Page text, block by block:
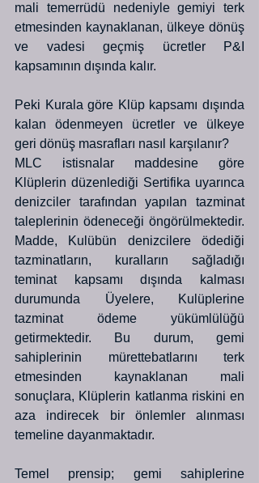
mali temerrüdü nedeniyle gemiyi terk
etmesinden kaynaklanan, ülkeye dönüş
ve vadesi geçmiş ücretler P&I
kapsamının dışında kalır.
Peki Kurala göre Klüp kapsamı dışında
kalan ödenmeyen ücretler ve ülkeye
geri dönüş masrafları nasıl karşılanır?
MLC istisnalar maddesine göre
Klüplerin düzenlediği Sertifika uyarınca
denizciler tarafından yapılan tazminat
taleplerinin ödeneceği öngörülmektedir.
Madde, Kulübün denizcilere ödediği
tazminatların, kuralların sağladığı
teminat kapsamı dışında kalması
durumunda Üyelere, Kulüplerine
tazminat ödeme yükümlülüğü
getirmektedir. Bu durum, gemi
sahiplerinin mürettebatlarını terk
etmesinden kaynaklanan mali
sonuçlara, Klüplerin katlanma riskini en
aza indirecek bir önlemler alınması
temeline dayanmaktadır.
Temel prensip; gemi sahiplerine